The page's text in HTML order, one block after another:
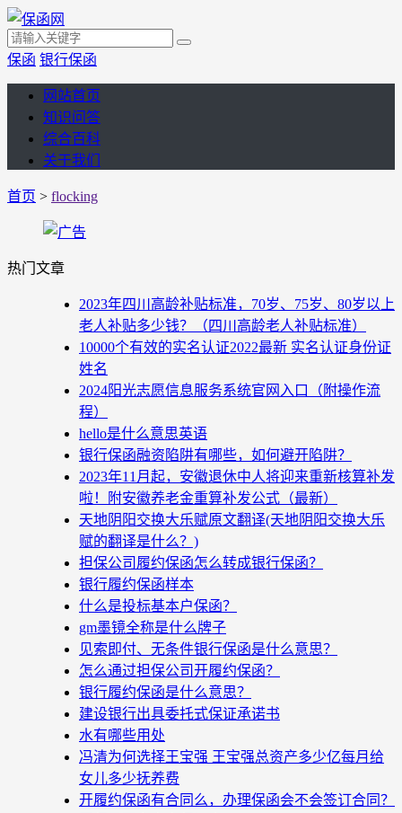
保函 银行保函
网站首页
知识问答
综合百科
关于我们
首页 > flocking
热门文章
2023年四川高龄补贴标准，70岁、75岁、80岁以上
老人补贴多少钱？（四川高龄老人补贴标准）
10000个有效的实名认证2022最新 实名认证身份证
姓名
2024阳光志愿信息服务系统官网入口（附操作流
程）
hello是什么意思英语
银行保函融资陷阱有哪些，如何避开陷阱？
2023年11月起，安徽退休中人将迎来重新核算补发
啦！附安徽养老金重算补发公式（最新）
天地阴阳交换大乐赋原文翻译(天地阴阳交换大乐
赋的翻译是什么？)
担保公司履约保函怎么转成银行保函？
银行履约保函样本
什么是投标基本户保函？
gm墨镜全称是什么牌子
见索即付、无条件银行保函是什么意思？
怎么通过担保公司开履约保函？
银行履约保函是什么意思？
建设银行出具委托式保证承诺书
水有哪些用处
冯清为何选择王宝强 王宝强总资产多少亿每月给
女儿多少抚养费
开履约保函有合同么，办理保函会不会签订合同？